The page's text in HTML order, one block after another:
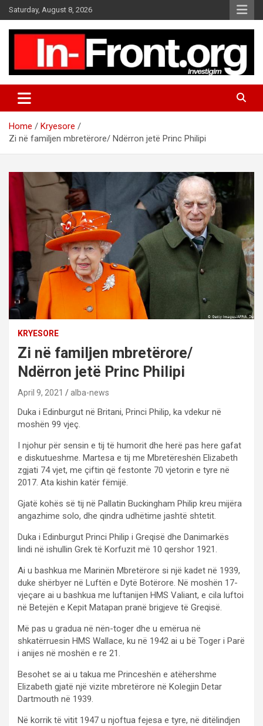
k
t
Saturday, August 8, 2026
Home
Kryesore
Zi në familjen mbretërore/ Ndërron jetë Princ Philipi
KRYESORE
Zi në familjen mbretërore/
Ndërron jetë Princ Philipi
April 9, 2021 alba-news
Duka i Edinburgut në Britani, Princi Philip, ka vdekur në
moshën 99 vjeç.
I njohur për sensin e tij të humorit dhe herë pas here gafat
e diskutueshme. Martesa e tij me Mbretëreshën Elizabeth
zgjati 74 vjet, me çiftin që festonte 70 vjetorin e tyre në
2017. Ata kishin katër fëmijë.
Gjatë kohës së tij në Pallatin Buckingham Philip kreu mijëra
angazhime solo, dhe qindra udhëtime jashtë shtetit.
Duka i Edinburgut Princi Philip i Greqisë dhe Danimarkës
lindi në ishullin Grek të Korfuzit më 10 qershor 1921.
Ai u bashkua me Marinën Mbretërore si një kadet në 1939,
duke shërbyer në Luftën e Dytë Botërore. Në moshën 17-
vjeçare ai u bashkua me luftanijen HMS Valiant, e cila luftoi
në Betejën e Kepit Matapan pranë brigjeve të Greqisë.
Më pas u gradua në nën-toger dhe u emërua në
shkatërruesin HMS Wallace, ku në 1942 ai u bë Toger i Parë
i anijes në moshën e re 21.
Besohet se ai u takua me Princeshën e atëhershme
Elizabeth gjatë një vizite mbretërore në Kolegjin Detar
Dartmouth në 1939.
Në korrik të vitit 1947 u njoftua fejesa e tyre, në ditëlindjen